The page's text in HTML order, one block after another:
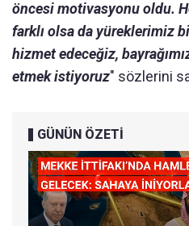
öncesi motivasyonu oldu.
farklı olsa da yüreklerimiz
hizmet edeceğiz,
etmek istiyoruz" sözlerini
GÜNÜN ÖZETİ